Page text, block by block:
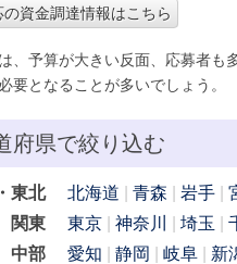
資金調達情報はこちら
、予算が大きい反面、応募者も
要となることが多いでしょう。
府県で絞り込む
東北 北海道 青森 岩手
関東
東京 神奈川 埼玉
中部
愛知 静岡 岐阜 新